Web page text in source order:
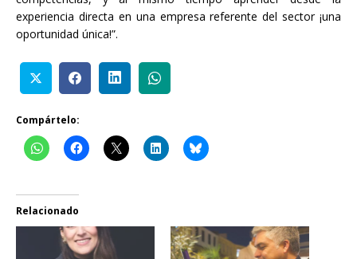
experiencia directa en una empresa referente del sector ¡una
oportunidad única!”.
Compártelo:
Relacionado